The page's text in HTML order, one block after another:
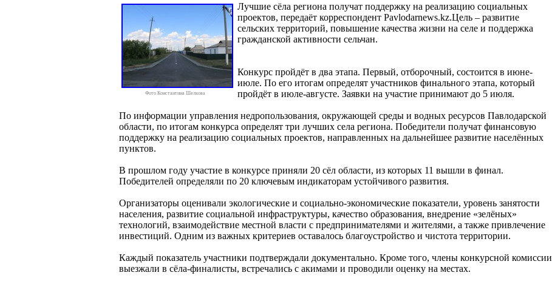
Фото Константина Шелкова
Лучшие сёла региона получат поддержку на реализацию социальных
проектов, передаёт корреспондент Pavlodarnews.kz.Цель – развитие
сельских территорий, повышение качества жизни на селе и поддержка
гражданской активности сельчан.
Конкурс пройдёт в два этапа. Первый, отборочный, состоится в июне-
июле. По его итогам определят участников финального этапа, который
пройдёт в июле-августе. Заявки на участие принимают до 5 июля.
По информации управления недропользования, окружающей среды и водных ресурсов Павлодарской
области, по итогам конкурса определят три лучших села региона. Победители получат финансовую
поддержку на реализацию социальных проектов, направленных на дальнейшее развитие населённых
пунктов.
В прошлом году участие в конкурсе приняли 20 сёл области, из которых 11 вышли в финал.
Победителей определяли по 20 ключевым индикаторам устойчивого развития.
Организаторы оценивали экологические и социально-экономические показатели, уровень занятости
населения, развитие социальной инфраструктуры, качество образования, внедрение «зелёных»
технологий, взаимодействие местной власти с предпринимателями и жителями, а также привлечение
инвестиций. Одним из важных критериев оставалось благоустройство и чистота территории.
Каждый показатель участники подтверждали документально. Кроме того, члены конкурсной комиссии
выезжали в сёла-финалисты, встречались с акимами и проводили оценку на местах.